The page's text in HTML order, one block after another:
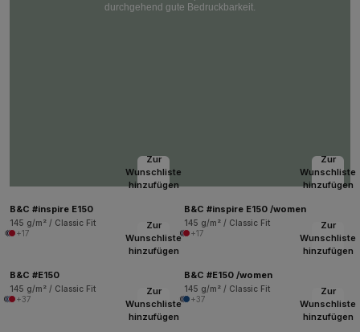
durchgehend gute Bedruckbarkeit.
Zur
Wunschliste
hinzufügen
B&C #inspire E150
145 g/m² / Classic Fit
+17
Zur
Wunschliste
hinzufügen
B&C #inspire E150 /women
145 g/m² / Classic Fit
+17
Zur
Wunschliste
hinzufügen
B&C #E150
145 g/m² / Classic Fit
+37
Zur
Wunschliste
hinzufügen
B&C #E150 /women
145 g/m² / Classic Fit
+37
Zur
Wunschliste
hinzufügen
Zur
Wunschliste
hinzufügen